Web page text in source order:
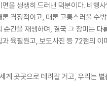
을 생생히 드러낸 덕분이다. 비
격정적이고, 때론 고통스러울 수
간을 재생하며, 결국 그 장미는
육필원고, 보도사진 등 72점의
곳곳으로 데려갈 거고, 우리는